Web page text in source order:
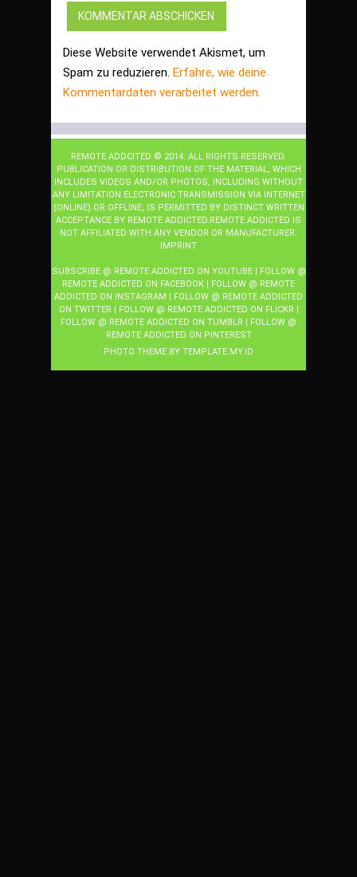
Diese Website verwendet Akismet, um
Spam zu reduzieren. Erfahre, wie deine
Kommentardaten verarbeitet werden.
REMOTE ADDCITED © 2014. ALL RIGHTS RESERVED.
PUBLICATION OR DISTRIBUTION OF THE MATERIAL, WHICH
INCLUDES VIDEOS AND/OR PHOTOS, INCLUDING WITHOUT
ANY LIMITATION ELECTRONIC TRANSMISSION VIA INTERNET
(ONLINE) OR OFFLINE, IS PERMITTED BY DISTINCT WRITTEN
ACCEPTANCE BY REMOTE ADDICTED.REMOTE ADDICTED IS
NOT AFFILIATED WITH ANY VENDOR OR MANUFACTURER.
IMPRINT
SUBSCRIBE @ REMOTE ADDICTED ON YOUTUBE| FOLLOW @
REMOTE ADDICTED ON FACEBOOK | FOLLOW @ REMOTE
ADDICTED ON INSTAGRAM | FOLLOW @ REMOTE ADDICTED
ON TWITTER | FOLLOW @ REMOTE ADDICTED ON FLICKR |
FOLLOW @ REMOTE ADDICTED ON TUMBLR | FOLLOW @
REMOTE ADDICTED ON PINTEREST
PHOTO THEME BY TEMPLATE.MY.ID